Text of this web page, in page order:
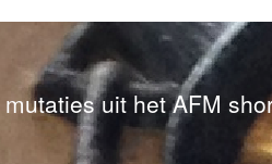
uit het AFM